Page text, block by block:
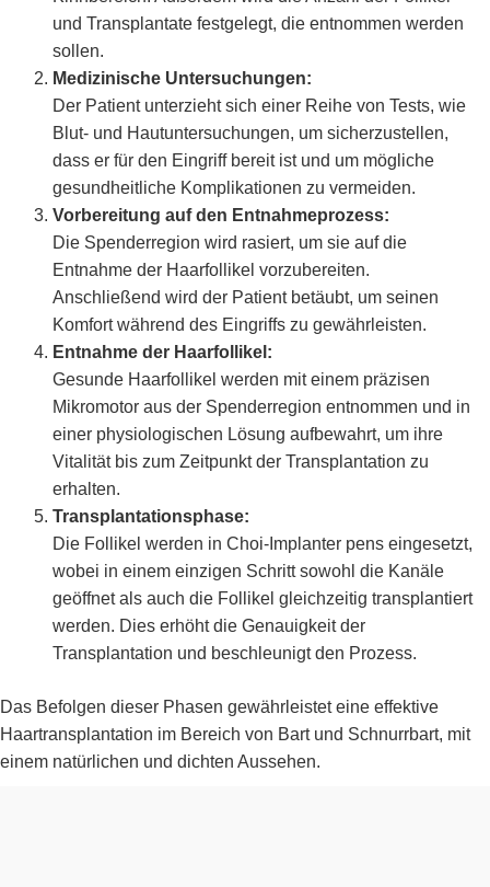
und Transplantate festgelegt, die entnommen werden
sollen.
Medizinische Untersuchungen:
Der Patient unterzieht sich einer Reihe von Tests, wie
Blut- und Hautuntersuchungen, um sicherzustellen,
dass er für den Eingriff bereit ist und um mögliche
gesundheitliche Komplikationen zu vermeiden.
Vorbereitung auf den Entnahmeprozess:
Die Spenderregion wird rasiert, um sie auf die
Entnahme der Haarfollikel vorzubereiten.
Anschließend wird der Patient betäubt, um seinen
Komfort während des Eingriffs zu gewährleisten.
Entnahme der Haarfollikel:
Gesunde Haarfollikel werden mit einem präzisen
Mikromotor aus der Spenderregion entnommen und in
einer physiologischen Lösung aufbewahrt, um ihre
Vitalität bis zum Zeitpunkt der Transplantation zu
erhalten.
Transplantationsphase:
Die Follikel werden in Choi-Implanter pens eingesetzt,
wobei in einem einzigen Schritt sowohl die Kanäle
geöffnet als auch die Follikel gleichzeitig transplantiert
werden. Dies erhöht die Genauigkeit der
Transplantation und beschleunigt den Prozess.
Das Befolgen dieser Phasen gewährleistet eine effektive
Haartransplantation im Bereich von Bart und Schnurrbart, mit
einem natürlichen und dichten Aussehen.